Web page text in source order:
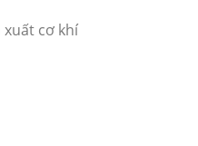
xuất cơ khí